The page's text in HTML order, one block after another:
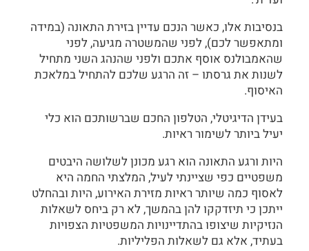
בנסיבות אלו, כאשר הנכם עדיין בזירת התאונה (במידה
ומתאפשר לכם), לפני שהמשטרה מגיעה, לפני
שהאמבולנס אוסף אתכם ולפני שהנהג השני מתחיל
לשנות את גרסתו – זה הרגע שלכם להתחיל במלאכת
האיסוף.
בעידן הדיגיטלי, הטלפון החכם שברשותכם הוא כלי
יעיל ביותר לשימור ראיות.
היות ורגע התאונה הוא רגע מכונן לשלושה היבטים
משפטיים כפי שציינתי לעיל, המלצתי החמה היא
לאסוף כמה שיותר ראיות מזירת האירוע, היות ובהחלט
ייתכן כי תיזדקקו להן בהמשך, לא רק ביחס לשאלות
הנזיקיות שיצופו בהתדיינויות המשפטיות הצפויות
בעתיד, אלא גם לשאלות הפליליות.